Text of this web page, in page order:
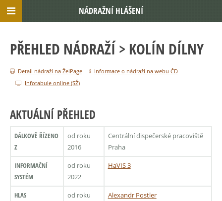
PŘEHLED NÁDRAŽÍ > KOLÍN DÍLNY
Detail nádraží na ŽelPage
Informace o nádraží na webu ČD
Infotabule online (SŽ)
AKTUÁLNÍ PŘEHLED
DÁLKOVĚ ŘÍZENO
Z
od roku
2016
Centrální dispečerské pracoviště
Praha
INFORMAČNÍ
SYSTÉM
od roku
2022
HaVIS 3
HLAS
od roku
Alexandr Postler
NÁDRAŽNÍ HLÁŠENÍ